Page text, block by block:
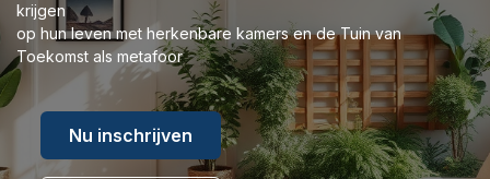
krijgen
op hun leven met herkenbare kamers en de Tuin van
Toekomst als metafoor
Nu inschrijven